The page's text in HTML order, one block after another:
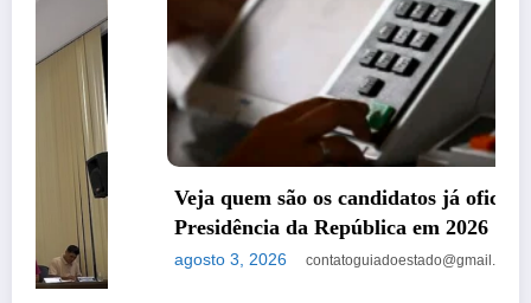
Veja quem são os candidatos já oficializados à
Presidência da República em 2026
agosto 3, 2026 contatoguiadoestado@gmail.com